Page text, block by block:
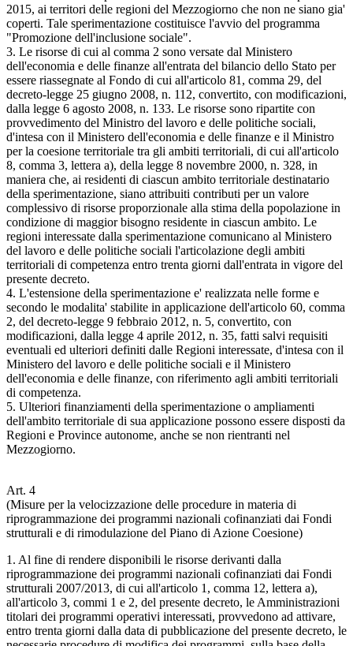
2015, ai territori delle regioni del Mezzogiorno che non ne siano gia'
coperti. Tale sperimentazione costituisce l'avvio del programma
"Promozione dell'inclusione sociale".
3. Le risorse di cui al comma 2 sono versate dal Ministero
dell'economia e delle finanze all'entrata del bilancio dello Stato per
essere riassegnate al Fondo di cui all'articolo 81, comma 29, del
decreto-legge 25 giugno 2008, n. 112, convertito, con modificazioni,
dalla legge 6 agosto 2008, n. 133. Le risorse sono ripartite con
provvedimento del Ministro del lavoro e delle politiche sociali,
d'intesa con il Ministero dell'economia e delle finanze e il Ministro
per la coesione territoriale tra gli ambiti territoriali, di cui all'articolo
8, comma 3, lettera a), della legge 8 novembre 2000, n. 328, in
maniera che, ai residenti di ciascun ambito territoriale destinatario
della sperimentazione, siano attribuiti contributi per un valore
complessivo di risorse proporzionale alla stima della popolazione in
condizione di maggior bisogno residente in ciascun ambito. Le
regioni interessate dalla sperimentazione comunicano al Ministero
del lavoro e delle politiche sociali l'articolazione degli ambiti
territoriali di competenza entro trenta giorni dall'entrata in vigore del
presente decreto.
4. L'estensione della sperimentazione e' realizzata nelle forme e
secondo le modalita' stabilite in applicazione dell'articolo 60, comma
2, del decreto-legge 9 febbraio 2012, n. 5, convertito, con
modificazioni, dalla legge 4 aprile 2012, n. 35, fatti salvi requisiti
eventuali ed ulteriori definiti dalle Regioni interessate, d'intesa con il
Ministero del lavoro e delle politiche sociali e il Ministero
dell'economia e delle finanze, con riferimento agli ambiti territoriali
di competenza.
5. Ulteriori finanziamenti della sperimentazione o ampliamenti
dell'ambito territoriale di sua applicazione possono essere disposti da
Regioni e Province autonome, anche se non rientranti nel
Mezzogiorno.
Art. 4
(Misure per la velocizzazione delle procedure in materia di
riprogrammazione dei programmi nazionali cofinanziati dai Fondi
strutturali e di rimodulazione del Piano di Azione Coesione)
1. Al fine di rendere disponibili le risorse derivanti dalla
riprogrammazione dei programmi nazionali cofinanziati dai Fondi
strutturali 2007/2013, di cui all'articolo 1, comma 12, lettera a),
all'articolo 3, commi 1 e 2, del presente decreto, le Amministrazioni
titolari dei programmi operativi interessati, provvedono ad attivare,
entro trenta giorni dalla data di pubblicazione del presente decreto, le